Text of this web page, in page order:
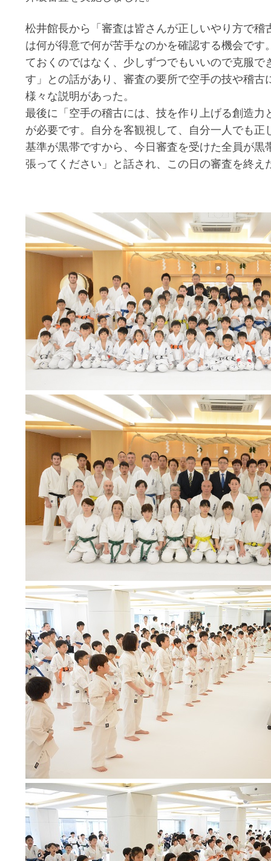
松井館長から「審査は皆さんが正しいやり方で稽
は何が得意で何が苦手なのかを確認する機会です
ておくのではなく、少しずつでもいいので克服で
す」との話があり、審査の要所で空手の技や稽古
様々な説明があった。
最後に「空手の稽古には、技を作り上げる創造力
が必要です。自分を客観視して、自分一人でも正
基準が黒帯ですから、今日審査を受けた全員が黒
張ってください」と話され、この日の審査を終え